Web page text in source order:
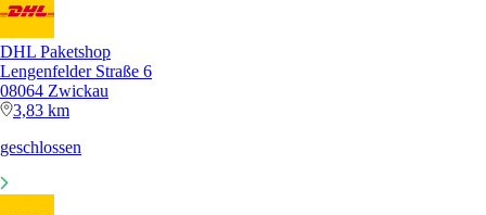
DHL Paketshop
Lengenfelder Straße 6
08064 Zwickau
3,83 km
geschlossen